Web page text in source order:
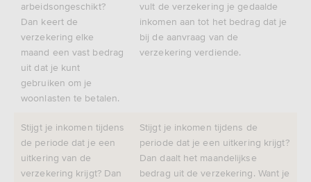
arbeidsongeschikt?
Dan keert de
verzekering elke
maand een vast bedrag
uit dat je kunt
gebruiken om je
woonlasten te betalen.
vult de verzekering je gedaalde
inkomen aan tot het bedrag dat je
bij de aanvraag van de
verzekering verdiende.
Stijgt je inkomen tijdens
de periode dat je een
uitkering van de
verzekering krijgt? Dan
Stijgt je inkomen tijdens de
periode dat je een uitkering krijgt?
Dan daalt het maandelijkse
bedrag uit de verzekering. Want je